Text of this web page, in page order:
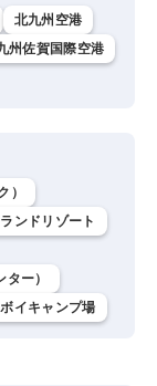
北九州空港
州佐賀国際空港
）
ンドリゾート
ー）
イキャンプ場